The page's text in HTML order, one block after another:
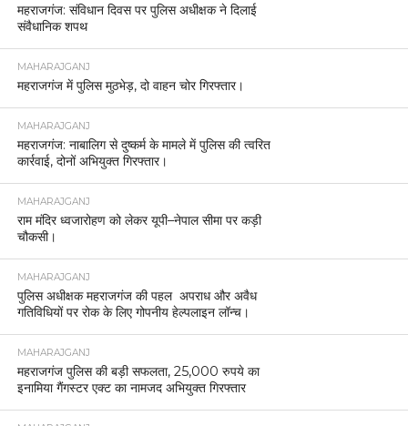
महराजगंज: संविधान दिवस पर पुलिस अधीक्षक ने दिलाई
संवैधानिक शपथ
MAHARAJGANJ
महराजगंज में पुलिस मुठभेड़, दो वाहन चोर गिरफ्तार।
MAHARAJGANJ
महराजगंज: नाबालिग से दुष्कर्म के मामले में पुलिस की त्वरित
कार्रवाई, दोनों अभियुक्त गिरफ्तार।
MAHARAJGANJ
राम मंदिर ध्वजारोहण को लेकर यूपी–नेपाल सीमा पर कड़ी
चौकसी।
MAHARAJGANJ
पुलिस अधीक्षक महराजगंज की पहल अपराध और अवैध
गतिविधियों पर रोक के लिए गोपनीय हेल्पलाइन लॉन्च।
MAHARAJGANJ
महराजगंज पुलिस की बड़ी सफलता, 25,000 रुपये का
इनामिया गैंगस्टर एक्ट का नामजद अभियुक्त गिरफ्तार